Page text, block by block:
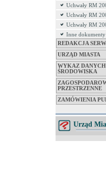
Uchwały RM
Uchwały RM
Uchwały RM
Inne dokumenty
REDAKCJA
URZĄD MIASTA
WYKAZ
ŚRODOWISKA
PRZESTRZENNE
ZAMÓWIENIA
Urząd